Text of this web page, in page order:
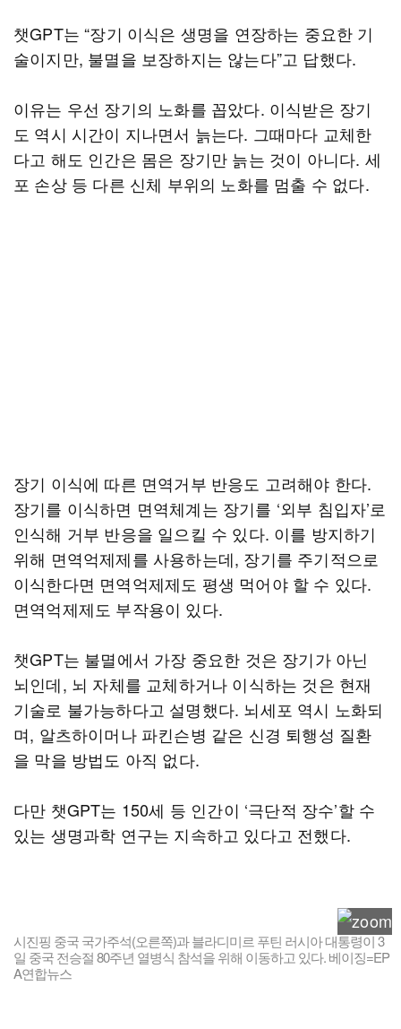
챗GPT는 “장기 이식은 생명을 연장하는 중요한 기
술이지만, 불멸을 보장하지는 않는다”고 답했다.
이유는 우선 장기의 노화를 꼽았다. 이식받은 장기
도 역시 시간이 지나면서 늙는다. 그때마다 교체한
다고 해도 인간은 몸은 장기만 늙는 것이 아니다. 세
포 손상 등 다른 신체 부위의 노화를 멈출 수 없다.
장기 이식에 따른 면역거부 반응도 고려해야 한다.
장기를 이식하면 면역체계는 장기를 ‘외부 침입자’로
인식해 거부 반응을 일으킬 수 있다. 이를 방지하기
위해 면역억제제를 사용하는데, 장기를 주기적으로
이식한다면 면역억제제도 평생 먹어야 할 수 있다.
면역억제제도 부작용이 있다.
챗GPT는 불멸에서 가장 중요한 것은 장기가 아닌
뇌인데, 뇌 자체를 교체하거나 이식하는 것은 현재
기술로 불가능하다고 설명했다. 뇌세포 역시 노화되
며, 알츠하이머나 파킨슨병 같은 신경 퇴행성 질환
을 막을 방법도 아직 없다.
다만 챗GPT는 150세 등 인간이 ‘극단적 장수’할 수
있는 생명과학 연구는 지속하고 있다고 전했다.
시진핑 중국 국가주석(오른쪽)과 블라디미르 푸틴 러시아 대통령이 3
일 중국 전승절 80주년 열병식 참석을 위해 이동하고 있다. 베이징=EP
A연합뉴스